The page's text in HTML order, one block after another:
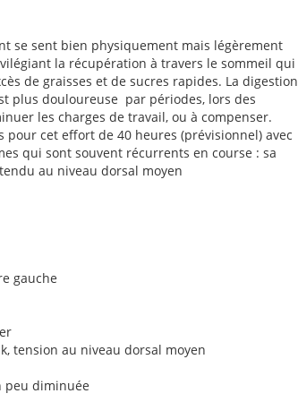
se sent bien physiquement mais légèrement
la récupération à travers le sommeil qui
de graisses et de sucres rapides. La digestion
plus douloureuse par périodes, lors des
les charges de travail, ou à compenser.
cet effort de 40 heures (prévisionnel) avec
qui sont souvent récurrents en course : sa
au niveau dorsal moyen
gauche
tension au niveau dorsal moyen
peu diminuée